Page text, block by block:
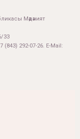
Мәдәният
33
292-07-26. E-Mail: